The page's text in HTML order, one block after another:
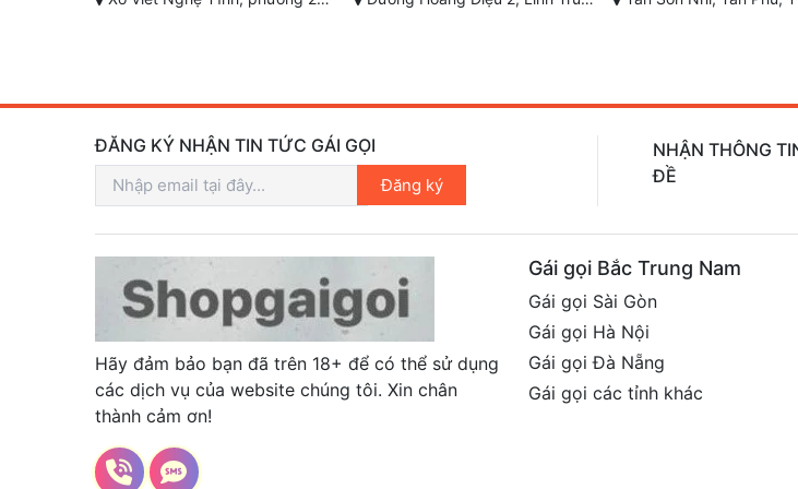
ĐĂNG KÝ NHẬN TIN TỨC GÁI GỌI
Đăng ký
NHẬN THÔNG
ĐỀ
Hãy đảm bảo bạn đã trên 18+ để có thể sử dụng
các dịch vụ của website chúng tôi. Xin chân
thành cảm ơn!
Gái gọi Bắc Trung Nam
Gái gọi Sài Gòn
Gái gọi Hà Nội
Gái gọi Đà Nẵng
Gái gọi các tỉnh khác